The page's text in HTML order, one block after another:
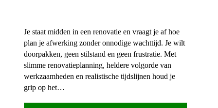
Je staat midden in een renovatie en vraagt je af hoe
plan je afwerking zonder onnodige wachttijd.​ Je wilt
doorpakken, geen stilstand en geen frustratie.​ Met
slimme renovatieplanning, heldere volgorde van
werkzaamheden en realistische tijdslijnen houd je
grip op het…